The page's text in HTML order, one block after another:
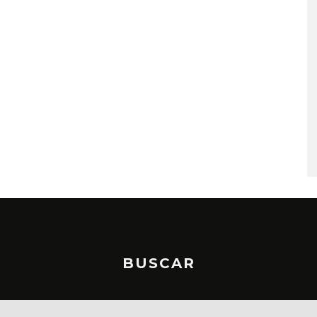
BUSCAR